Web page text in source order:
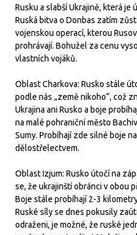
Rusku a slabší Ukrajině, která je
Ruská bitva o Donbas zatím
vojenskou operací, kterou
prohrávají. Bohužel za cenu
vlastních vojáků.
Oblast Charkova: Rusko stále
podle nás „země nikoho“, což
Ukrajina ani Rusko a boje
na malé pohraniční město
Sumy. Probíhají zde silné boje
dělostřelectvem.
Oblast Izjum: Rusko útočí na
se, že ukrajinští obránci v obou
Boje stále probíhají 2-3
Ruské síly se dnes pokusily
odraženi, je možné, že ruské